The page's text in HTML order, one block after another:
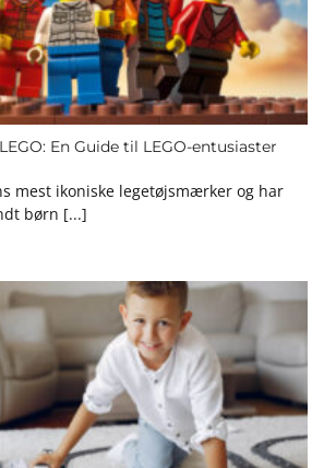
En Guide til LEGO-entusiaster
mest ikoniske legetøjsmærker og har
børn [...]